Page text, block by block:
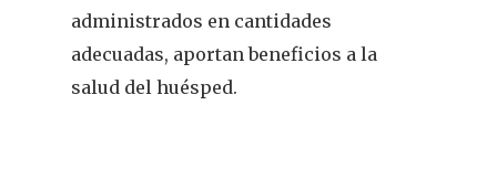
administrados en cantidades
adecuadas, aportan beneficios a la
salud del huésped.